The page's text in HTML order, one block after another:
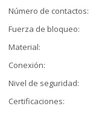
Número de contactos:
Fuerza de bloqueo:
Material:
Conexión:
Nivel de seguridad:
Certificaciones: